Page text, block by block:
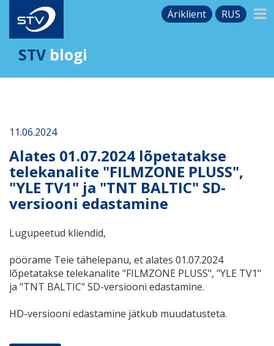
Äriklient RUS
STV blogi
11.06.2024
Alates 01.07.2024 lõpetatakse
telekanalite "FILMZONE PLUSS",
"YLE TV1" ja "ТNТ BALTIC" SD-
versiooni edastamine
Lugupeetud kliendid,
pöörame Teie tähelepanu, et alates 01.07.2024
lõpetatakse telekanalite "FILMZONE PLUSS", "YLE TV1"
ja "ТNТ BALTIC" SD-versiooni edastamine.
HD-versiooni edastamine jätkub muudatusteta.